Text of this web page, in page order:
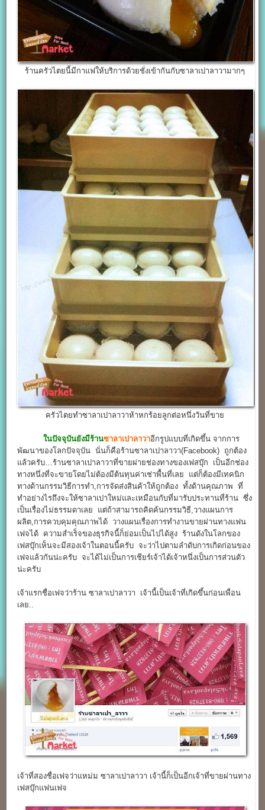
ร้านครัวไตยนี้มีกาแฟให้บริการด้วยชั่งเข้ากันกับซาลาเปาลาวามากๆ
ครัวไตยทำซาลาเปาลาวาห้าหกร้อยลูกต่อหนึ่งวันที่ขาย
ในปัจจุบันยังมีร้านซาลาเปาลาวาอีกรูปแบบที่เกิดขึ้น จากการ
พัฒนาของโลกปัจจุบัน นั่นก็คือร้านซาลาเปาลาวา(Facebook) ถูกต้อง
แล้วครับ…ร้านซาลาเปาลาวาที่ขายผ่ายช่องทางของเฟสบุ๊ก เป็นอีกช่อง
ทางหนึ่งที่จะขายโดยไม่ต้องมีต้นทุนค่าเช่าพื้นที่เลย แต่ก็ต้องมีเทคนิก
ทางด้านกรรมวิธีการทำ,การจัดส่งสินค้าให้ถูกต้อง ทั้งด้านคุณภาพ ที่
ทำอย่างไรถึงจะให้ซาลาเปาใหม่และเหมือนกับที่มารับประทานที่ร้าน ซึ่ง
เป็นเรื่องไม่ธรรมดาเลย แต่ถ้าสามารถคิดค้นกรรมวิธี,วางแผนการ
ผลิต,การควบคุมคุณภาพได้ วางแผนเรื่องการทำงานขายผ่านทางแฟน
เฟจได้ ความสำเร็จของธุรกิจนี้ก็ย่อมเป็นไปได้สูง ร้านดังในโลกของ
เฟสบุ๊กเห็นจะมีสองเจ้าในตอนนี้ครับ จะว่าไปตามลำดับการเกิดก่อนของ
เฟจแล้วกันน่ะครับ จะได้ไม่เป็นการเชียร์เจ้าได้เจ้าหนึ่งเป็นการส่วนตัว
น่ะครับ
เจ้าแรกชื่อเฟจว่าร้าน ซาลาเปาลาวา เจ้านี้เป็นเจ้าที่เกิดขึ้นก่อนเพื่อน
เลย..
เจ้าที่สองชื่อเฟจว่าแหม่ม ซาลาเปาลาวา เจ้านี้ก็เป็นอีกเจ้าที่ขายผ่านทาง
เฟสบุ๊กแฟนเฟจ